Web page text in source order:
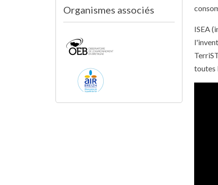
Organismes associés
ISEA
toutes